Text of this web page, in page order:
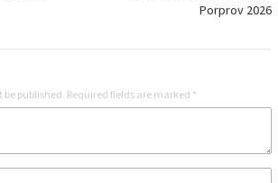
Porprov 2026
be published. Required fields are marked *